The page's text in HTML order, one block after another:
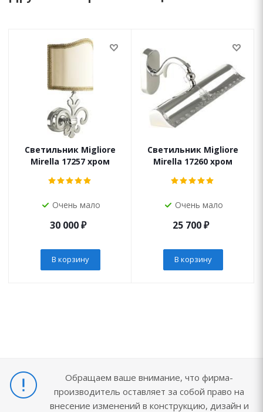
Светильник Migliore
Mirella 17257 хром
Очень мало
30 000₽
В корзину
Светильник Migliore
Mirella 17260 хром
Очень мало
25 700₽
В корзину
Обращаем ваше внимание, что фирма-
производитель оставляет за собой право на
внесение изменений в конструкцию, дизайн и